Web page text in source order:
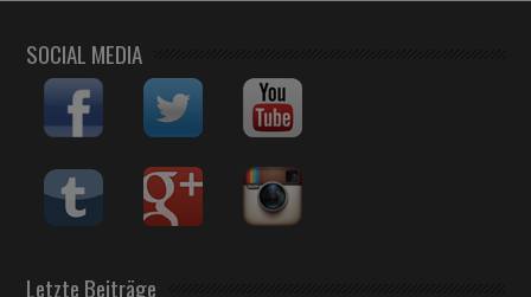
SOCIAL MEDIA
Letzte Beiträge